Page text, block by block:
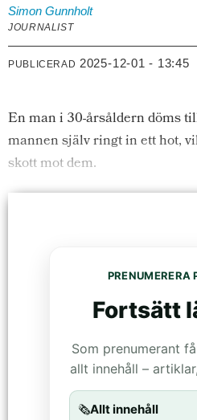
Simon Gunnholt
JOURNALIST
PUBLICERAD 2025-12-01 - 13:45
En man i 30-årsåldern döms
mannen själv ringt in ett hot,
skott mot dem.
Fortsätt
Som prenumerant
allt innehåll –
🗞️Allt innehåll